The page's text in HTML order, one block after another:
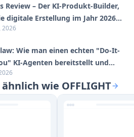
Review – Der KI-Produkt-Builder,
digitale Erstellung im Jahr 2026
2026
Wie man einen echten "Do-It-
KI-Agenten bereitstellt und
(2026 Update)
wie OFFLIGHT